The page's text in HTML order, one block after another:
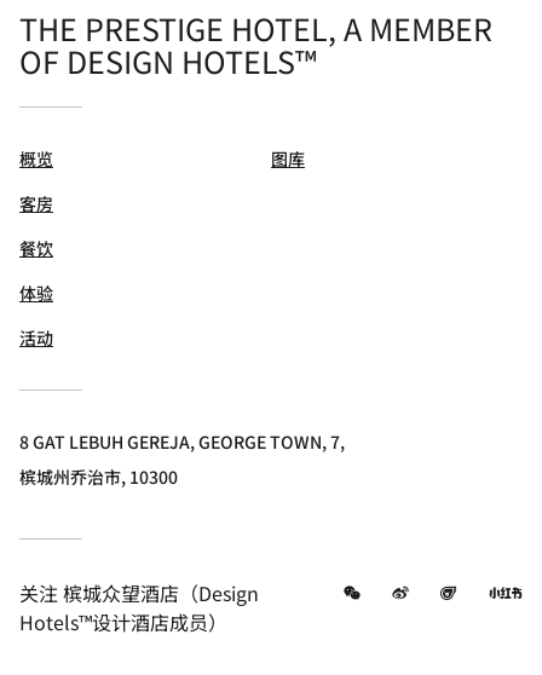
THE PRESTIGE HOTEL, A MEMBER
OF DESIGN HOTELS™
概览
客房
餐饮
体验
活动
图库
8 GAT LEBUH GEREJA, GEORGE TOWN, 7,
槟城州乔治市, 10300
关注 槟城众望酒店（Design
Hotels™设计酒店成员）
微信 微博 飞猪